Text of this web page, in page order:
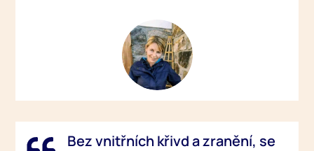
Bez vnitřních křivd a zranění, se